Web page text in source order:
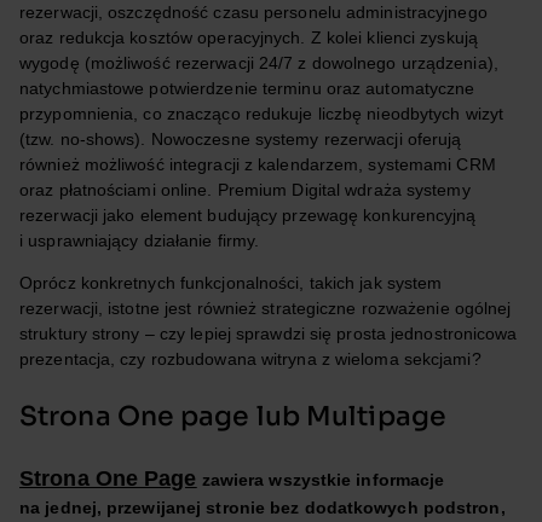
rezerwacji, oszczędność czasu personelu administracyjnego
oraz redukcja kosztów operacyjnych. Z kolei klienci zyskują
wygodę (możliwość rezerwacji 24/7 z dowolnego urządzenia),
natychmiastowe potwierdzenie terminu oraz automatyczne
przypomnienia, co znacząco redukuje liczbę nieodbytych wizyt
(tzw. no-shows). Nowoczesne systemy rezerwacji oferują
również możliwość integracji z kalendarzem, systemami CRM
oraz płatnościami online. Premium Digital wdraża systemy
rezerwacji jako element budujący przewagę konkurencyjną
i usprawniający działanie firmy.
Oprócz konkretnych funkcjonalności, takich jak system
rezerwacji, istotne jest również strategiczne rozważenie ogólnej
struktury strony – czy lepiej sprawdzi się prosta jednostronicowa
prezentacja, czy rozbudowana witryna z wieloma sekcjami?
Strona One page lub Multipage
Strona One Page zawiera wszystkie informacje
na jednej, przewijanej stronie bez dodatkowych podstron,